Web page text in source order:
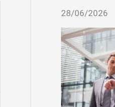
28/06/2026